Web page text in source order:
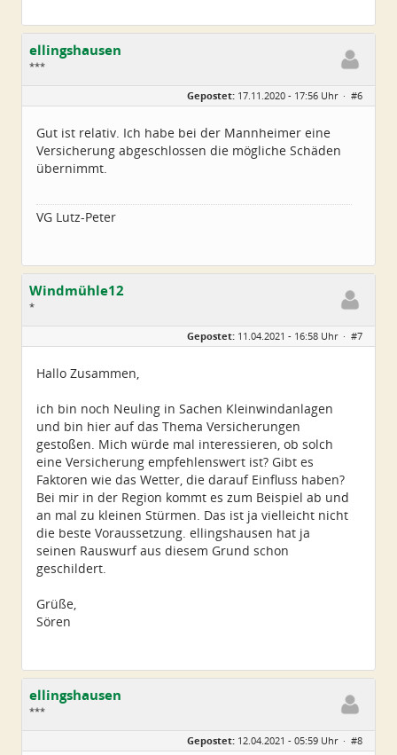
ellingshausen
***
Beiträge:
46
Gepostet: 17.11.2020 - 17:56 Uhr · #6
Gut ist relativ. Ich habe bei der Mannheimer eine
Versicherung abgeschlossen die mögliche Schäden
übernimmt.
VG Lutz-Peter
Windmühle12
*
Geschlecht:
Beiträge:
5
Gepostet: 11.04.2021 - 16:58 Uhr · #7
Hallo Zusammen,
ich bin noch Neuling in Sachen Kleinwindanlagen
und bin hier auf das Thema Versicherungen
gestoßen. Mich würde mal interessieren, ob solch
eine Versicherung empfehlenswert ist? Gibt es
Faktoren wie das Wetter, die darauf Einfluss haben?
Bei mir in der Region kommt es zum Beispiel ab und
an mal zu kleinen Stürmen. Das ist ja vielleicht nicht
die beste Voraussetzung. ellingshausen hat ja
seinen Rauswurf aus diesem Grund schon
geschildert.
Grüße,
Sören
ellingshausen
***
Gepostet: 12.04.2021 - 05:59 Uhr · #8